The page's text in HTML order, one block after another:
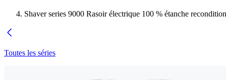
Shaver series 9000 Rasoir électrique 100 % étanche
Toutes les séries